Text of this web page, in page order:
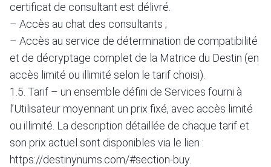
certificat de consultant est délivré.
– Accès au chat des consultants ;
– Accès au service de détermination de compatibilité
et de décryptage complet de la Matrice du Destin (en
accès limité ou illimité selon le tarif choisi).
1.5. Tarif – un ensemble défini de Services fourni à
l’Utilisateur moyennant un prix fixé, avec accès limité
ou illimité. La description détaillée de chaque tarif et
son prix actuel sont disponibles via le lien :
https://destinynums.com/#section-buy.